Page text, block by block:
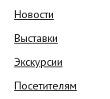
Новости
Выставки
Экскурсии
Посетителям